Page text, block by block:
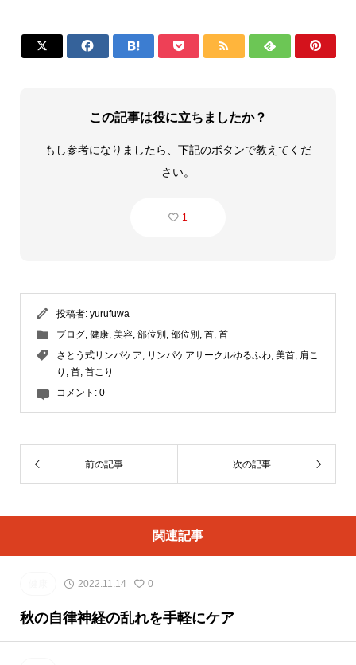
      
この記事は役に立ちましたか？
もし参考になりましたら、下記のボタンで教えてくだ
さい。
1
投稿者: yurufuwa
ブログ 健康 美容 部位別 部位別 首 首
さとう式リンパケア
リンパケアサークルゆるふわ 美首 肩こ
り
首 首こり
コメント: 0
前の記事 次の記事
関連記事
2022.11.14 0
秋の自律神経の乱れを手軽にケア